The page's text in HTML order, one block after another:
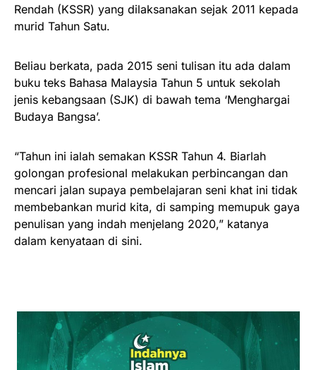
Rendah (KSSR) yang dilaksanakan sejak 2011 kepada
murid Tahun Satu.
Beliau berkata, pada 2015 seni tulisan itu ada dalam
buku teks Bahasa Malaysia Tahun 5 untuk sekolah
jenis kebangsaan (SJK) di bawah tema ‘Menghargai
Budaya Bangsa’.
“Tahun ini ialah semakan KSSR Tahun 4. Biarlah
golongan profesional melakukan perbincangan dan
mencari jalan supaya pembelajaran seni khat ini tidak
membebankan murid kita, di samping memupuk gaya
penulisan yang indah menjelang 2020,” katanya
dalam kenyataan di sini.